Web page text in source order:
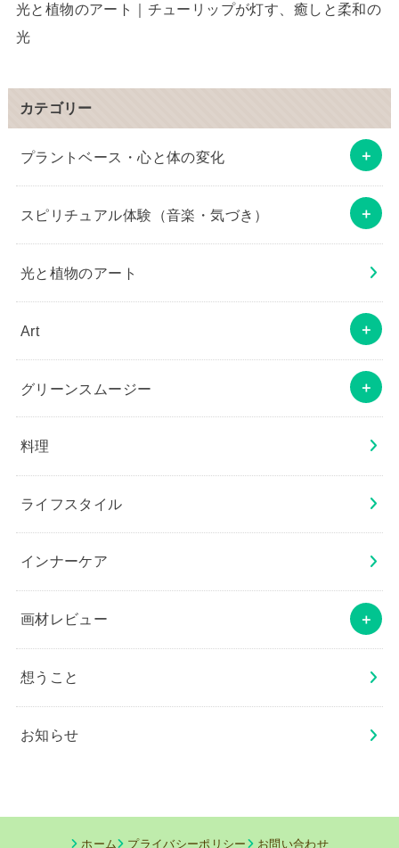
光と植物のアート｜チューリップが灯す、癒しと柔和の
光
カテゴリー
プラントベース・心と体の変化
スピリチュアル体験（音楽・気づき）
光と植物のアート
Art
グリーンスムージー
料理
ライフスタイル
インナーケア
画材レビュー
想うこと
お知らせ
ホーム プライバシーポリシー お問い合わせ